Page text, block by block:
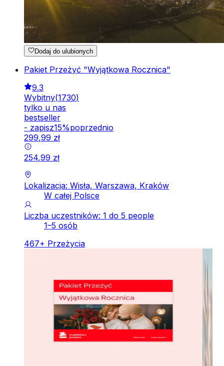
Dodaj do ulubionych
Pakiet Przeżyć "Wyjątkowa Rocznica"
9.3
Wybitny(1730)
tylko u nas
bestseller
- zapisz15%poprzednio
299,99 zł
254,99 zł
Lokalizacja: Wisła, Warszawa, Kraków
W całej Polsce
Liczba uczestników: 1 do 5 people
1–5 osób
467+ Przeżycia